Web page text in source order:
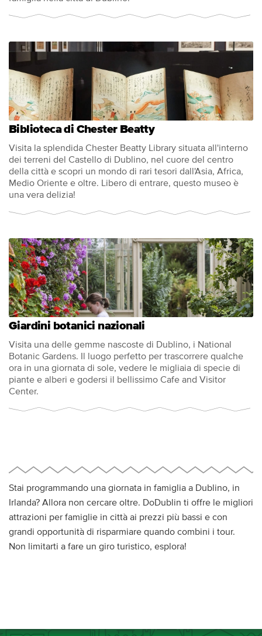
Biblioteca di Chester Beatty
Visita la splendida Chester Beatty Library situata all'interno
dei terreni del Castello di Dublino, nel cuore del centro
della città e scopri un mondo di rari tesori dall'Asia, Africa,
Medio Oriente e oltre. Libero di entrare, questo museo è
una vera delizia!
Giardini botanici nazionali
Visita una delle gemme nascoste di Dublino, i National
Botanic Gardens. Il luogo perfetto per trascorrere qualche
ora in una giornata di sole, vedere le migliaia di specie di
piante e alberi e godersi il bellissimo Cafe and Visitor
Center.
Stai programmando una giornata in famiglia a Dublino, in
Irlanda? Allora non cercare oltre. DoDublin ti offre le migliori
attrazioni per famiglie in città ai prezzi più bassi e con
grandi opportunità di risparmiare quando combini i tour.
Non limitarti a fare un giro turistico, esplora!